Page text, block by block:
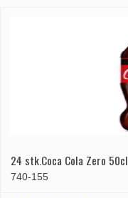
24 stk.Coca Cola Zero 50cl
740-155